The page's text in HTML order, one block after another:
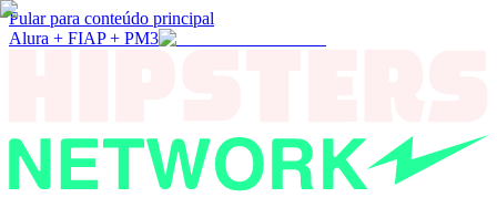
Pular para conteúdo principal
Alura + FIAP + PM3